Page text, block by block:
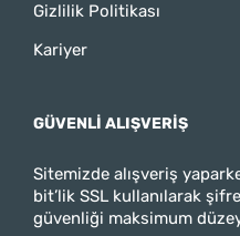
Gizlilik Politikası
Kariyer
GÜVENLI ALIŞVERIŞ
Sitemizde alışveriş
bit’lik SSL kullanılarak
güvenliği maksimum